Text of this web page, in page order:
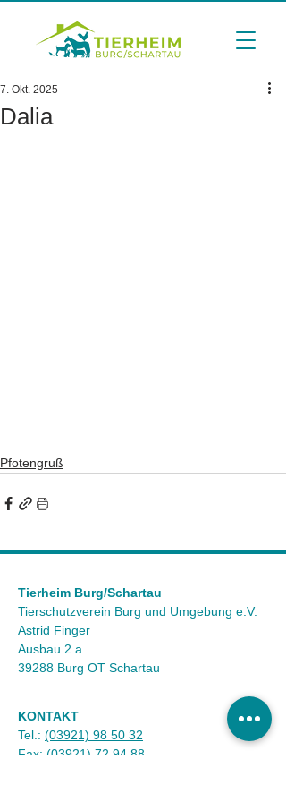
Dalia
7. Okt. 2025
Pfotengruß
Tierheim Burg/Schartau
Tierschutzverein Burg und Umgebung e.V.
Astrid Finger
Ausbau 2 a
39288 Burg OT Schartau
KONTAKT
Tel.: (03921) 98 50 32
Fax: (03921) 72 94 88